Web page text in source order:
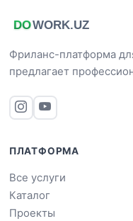
Фриланс-платформа
предлагает
ПЛАТФОРМА
Все услуги
Каталог
Проекты